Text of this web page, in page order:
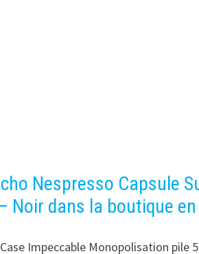
Nespresso Capsule
Noir dans la boutique
Impeccable Monopolisation pile